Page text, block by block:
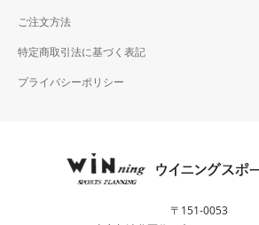
ご注文方法
特定商取引法に基づく表記
プライバシーポリシー
〒151-0053